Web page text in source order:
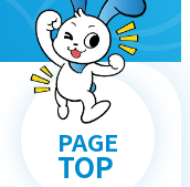
PAGE
TOP